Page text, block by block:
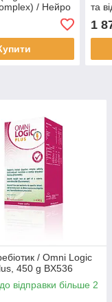
/ Нейро
сну 60 капсул
та
1
/ Omni Logic
450 g BX536
відправки більше 2